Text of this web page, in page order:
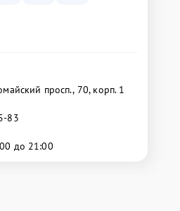
просп., 70, корп. 1
83
до 21:00